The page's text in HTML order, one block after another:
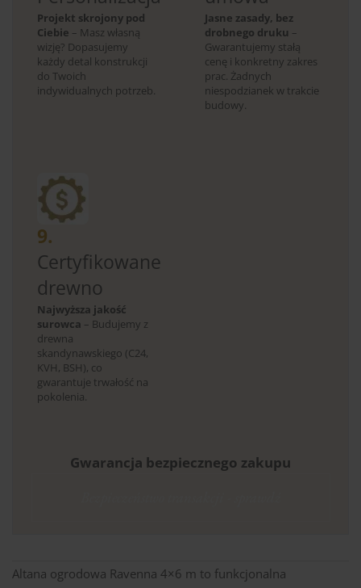
Projekt skrojony pod
Ciebie – Masz własną
wizję? Dopasujemy
każdy detal konstrukcji
do Twoich
indywidualnych potrzeb.
Jasne zasady, bez
drobnego druku –
Gwarantujemy stałą
cenę i konkretny zakres
prac. Żadnych
niespodzianek w trakcie
budowy.
9.
Certyfikowane
drewno
Najwyższa jakość
surowca – Budujemy z
drewna
skandynawskiego (C24,
KVH, BSH), co
gwarantuje trwałość na
pokolenia.
Gwarancja bezpiecznego zakupu
Altana ogrodowa Ravenna 4×6 m to funkcjonalna